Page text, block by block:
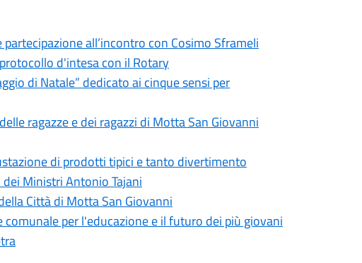
all’incontro con Cosimo Sframeli
d'intesa con il Rotary
di Natale” dedicato ai cinque sensi per
ragazze e dei ragazzi di Motta San Giovanni
di prodotti tipici e tanto divertimento
dei Ministri Antonio Tajani
Città di Motta San Giovanni
comunale per l'educazione e il futuro dei più giovani